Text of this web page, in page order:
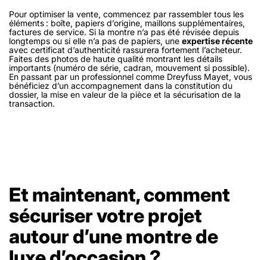
Pour optimiser la vente, commencez par rassembler tous les
éléments : boîte, papiers d’origine, maillons supplémentaires,
factures de service. Si la montre n’a pas été révisée depuis
longtemps ou si elle n’a pas de papiers, une expertise récente
avec certificat d’authenticité rassurera fortement l’acheteur.
Faites des photos de haute qualité montrant les détails
importants (numéro de série, cadran, mouvement si possible).
En passant par un professionnel comme Dreyfuss Mayet, vous
bénéficiez d’un accompagnement dans la constitution du
dossier, la mise en valeur de la pièce et la sécurisation de la
transaction.
Et maintenant, comment
sécuriser votre projet
autour d’une montre de